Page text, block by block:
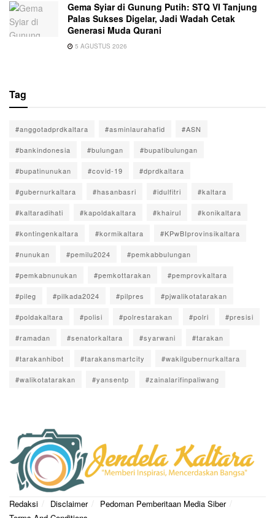
Gema Syiar di Gunung Putih: STQ VI Tanjung
Palas Sukses Digelar, Jadi Wadah Cetak
Generasi Muda Qurani
5 AGUSTUS 2026
Tag
#anggotadprdkaltara #asminlaurahafid #ASN
#bankindonesia #bulungan #bupatibulungan
#bupatinunukan #covid-19 #dprdkaltara
#gubernurkaltara #hasanbasri #idulfitri #kaltara
#kaltaradihati #kapoldakaltara #khairul #konikaltara
#kontingenkaltara #kormikaltara #KPwBIprovinsikaltara
#nunukan #pemilu2024 #pemkabbulungan
#pemkabnunukan #pemkottarakan #pemprovkaltara
#pileg #pilkada2024 #pilpres #pjwalikotatarakan
#poldakaltara #polisi #polrestarakan #polri #presisi
#ramadan #senatorkaltara #syarwani #tarakan
#tarakanhibot #tarakansmartcity #wakilgubernurkaltara
#walikotatarakan #yansentp #zainalarifinpaliwang
Redaksi Disclaimer
Pedoman Pemberitaan Media Siber